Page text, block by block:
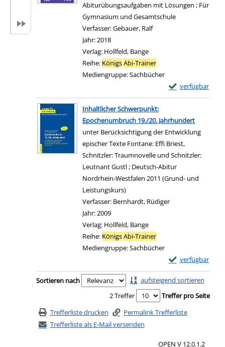
Abiturübungsaufgaben mit Lösungen ; Für
Gymnasium und Gesamtschule
Verfasser:Gebauer, RalfSuche nach diesem
Jahr:2018
Verlag: Hollfeld, Bange
Reihe: KönigsAbi-Trainer
Mediengruppe:Sachbücher
verfügbar
Exemplar-Details
Zum Download
Inhaltlicher Schwerpunkt:
Epochenumbruch 19./20. Jahrhundert
unter Berücksichtigung der Entwicklung
epischer Texte Fontane: Effi Briest,
Schnitzler: Traumnovelle und Schnitzler:
Leutnant Gustl ; Deutsch-Abitur
Nordrhein-Westfalen 2011 (Grund- und
Leistungskurs)
Verfasser: Bernhardt, Rüdiger
Jahr:2009
Verlag: Hollfeld, Bange
Reihe: KönigsAbi-Trainer
Mediengruppe:Sachbücher
verfügbar
Exemplar-
Zum Download
Zu den Suchfiltern springen
Sortieren nach
aufsteigend sortieren
2 Treffer
Treffer pro Seite
Trefferliste drucken
Permalink Trefferliste
Trefferliste als E-Mail versenden
OPEN V 12.0.1.2